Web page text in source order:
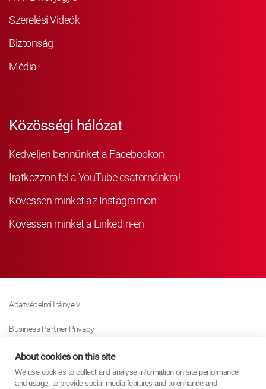
Szerelési Videók
Biztonság
Média
Közösségi hálózat
Kedveljen bennünket a Facebookon
Iratkozzon fel a YouTube csatornánkra!
Kövessen minket az Instagramon
Kövessen minket a LinkedIn-en
Adatvédelmi Irányelv
Business Partner Privacy
Sütikre Vonatkozó Irányelv
Modern Slavery Act Policy
About cookies on this site
We use cookies to collect and analyse information on site performance
and usage, to provide social media features and to enhance and